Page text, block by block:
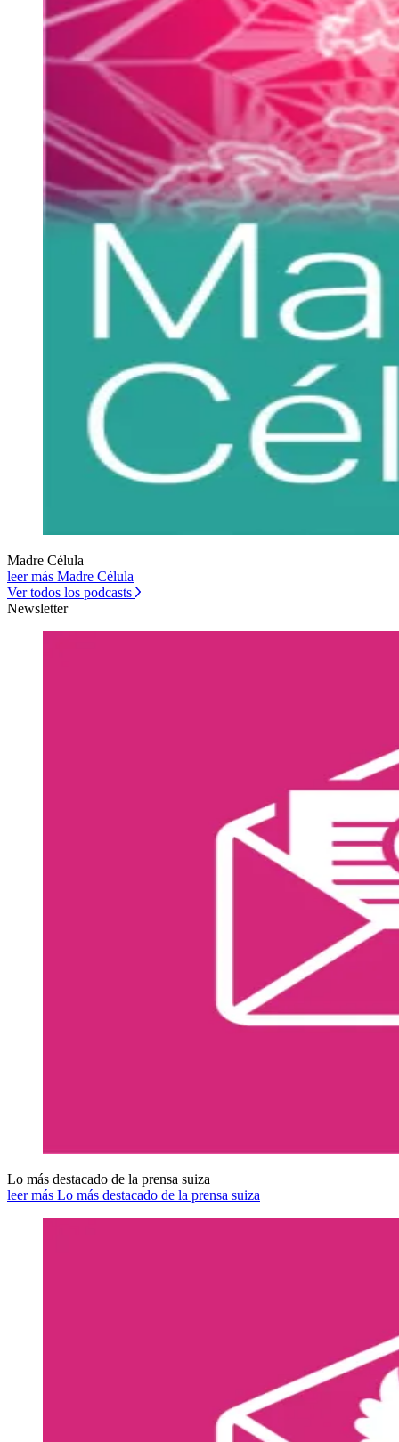
Madre Célula
leer más Madre Célula
Ver todos los podcasts
Newsletter
Lo más destacado de la prensa suiza
leer más Lo más destacado de la prensa suiza